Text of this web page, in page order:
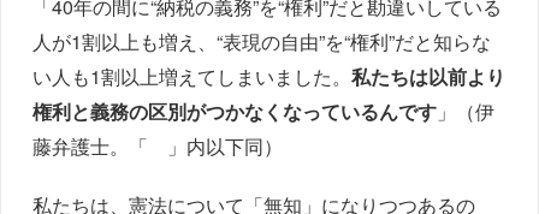
「40年の間に“納税の義務”を“権利”だと勘違いしている
人が1割以上も増え、“表現の自由”を“権利”だと知らな
い人も1割以上増えてしまいました。私たちは以前より
権利と義務の区別がつかなくなっているんです 」（伊
藤弁護士。「 」内以下同）
私たちは、憲法について「無知」になりつつあるの